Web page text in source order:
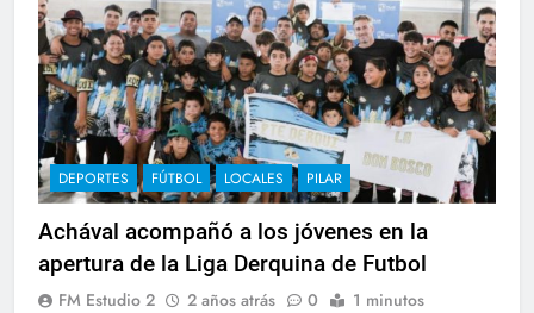
DEPORTES FÚTBOL LOCALES PILAR
Achával acompañó a los jóvenes en la
apertura de la Liga Derquina de Futbol
FM Estudio 2 2 años atrás 0 1 minutos